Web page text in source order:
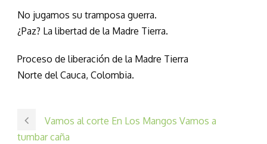
No jugamos su tramposa guerra.
¿Paz? La libertad de la Madre Tierra.
Proceso de liberación de la Madre Tierra
Norte del Cauca, Colombia.
Vamos al corte En Los Mangos Vamos a
tumbar caña